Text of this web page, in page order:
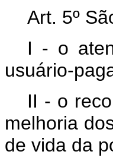
Art. 5º
I - o
usuário-
II - o
melhoria
de vida da